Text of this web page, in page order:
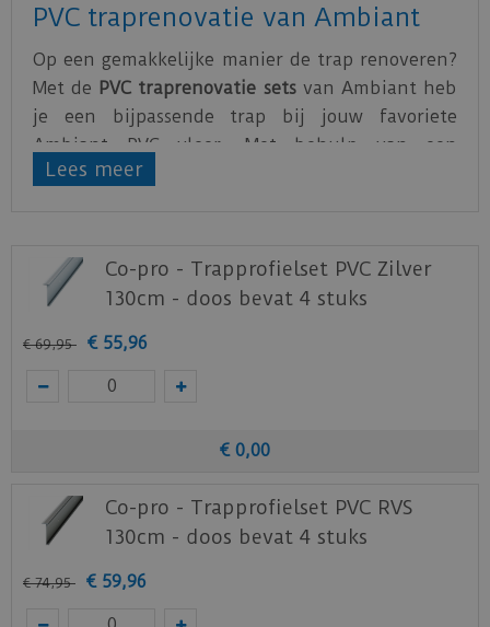
PVC traprenovatie van Ambiant
Op een gemakkelijke manier de trap renoveren?
Met de PVC traprenovatie setsvan Ambiant heb
je een bijpassende trap bij jouw favoriete
Ambiant PVC vloer. Met behulp van een
trapspin of een trapsjabloon is het gemakkelijk
Een Ambiant traprenovatie setbevat de
volgende producten goed voor 4 traptredes:
2 stroken (55 cm x 130 cm)
gehaald worden, waardoor uit de
4 trapneuzen (3,8 cm x 130 cm)
Heeft u bijvoorbeeld een trap met 12 treden?
Dan heeft u 3 sets nodig.
De traptreden sets zijn exclusief
Lees meer
Co-pro - Trapprofielset PVC Zilver
130cm - doos bevat 4 stuks
€ 69,95 € 55,96
€ 0,00
Co-pro - Trapprofielset PVC RVS
130cm - doos bevat 4 stuks
€ 74,95 € 59,96